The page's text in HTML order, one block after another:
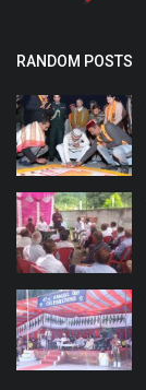
RANDOM POSTS